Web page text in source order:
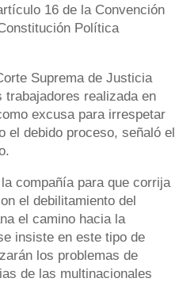
16 de la Convención
Política
Suprema de Justicia
trabajadores realizada en
excusa para irrespetar
el debido proceso, señaló el
compañía para que corrija
el debilitamiento del
el camino hacia la
insiste en este tipo de
los problemas de
de las multinacionales